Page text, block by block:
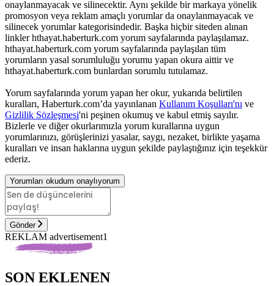
onaylanmayacak ve silinecektir. Aynı şekilde bir markaya yönelik
promosyon veya reklam amaçlı yorumlar da onaylanmayacak ve
silinecek yorumlar kategorisindedir. Başka hiçbir siteden alınan
linkler hthayat.haberturk.com yorum sayfalarında paylaşılamaz.
hthayat.haberturk.com yorum sayfalarında paylaşılan tüm
yorumların yasal sorumluluğu yorumu yapan okura aittir ve
hthayat.haberturk.com bunlardan sorumlu tutulamaz.
Yorum sayfalarında yorum yapan her okur, yukarıda belirtilen
kuralları, Haberturk.com’da yayınlanan Kullanım Koşulları'nı ve
Gizlilik Sözleşmesi'ni peşinen okumuş ve kabul etmiş sayılır.
Bizlerle ve diğer okurlarımızla yorum kurallarına uygun
yorumlarınızı, görüşlerinizi yasalar, saygı, nezaket, birlikte yaşama
kuralları ve insan haklarına uygun şekilde paylaştığınız için teşekkür
ederiz.
Yorumları okudum onaylıyorum
Gönder
REKLAM advertisement1
SON EKLENEN